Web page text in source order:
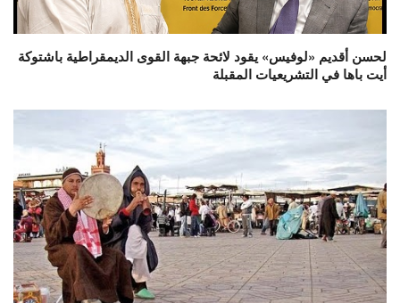
لحسن أقديم «لوفيس» يقود لائحة جبهة القوى الديمقراطية باشتوكة
أيت باها في التشريعيات المقبلة